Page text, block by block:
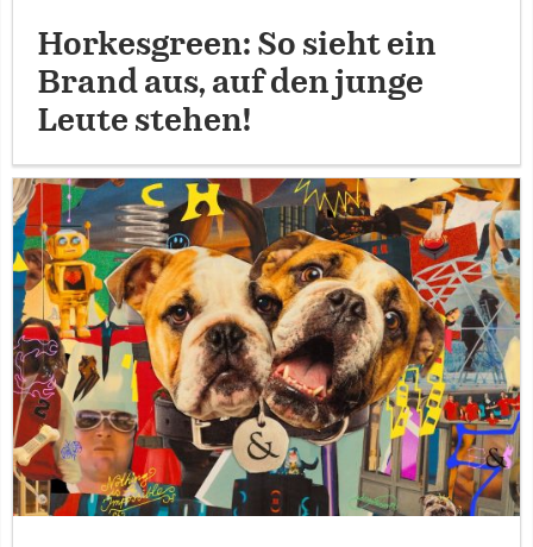
Horkesgreen: So sieht ein
Brand aus, auf den junge
Leute stehen!